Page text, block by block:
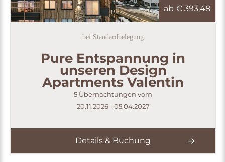
ab € 393,48
bei Standardbelegung
Pure Entspannung in
unseren Design
Apartments Valentin
5 Übernachtungen vom
20.11.2026 - 05.04.2027
Details & Buchung